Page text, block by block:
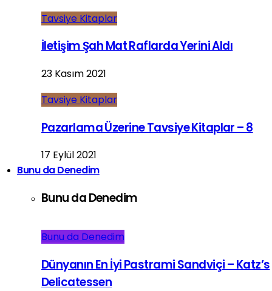
Tavsiye Kitaplar
İletişim Şah Mat Raflarda Yerini Aldı
23 Kasım 2021
Tavsiye Kitaplar
Pazarlama Üzerine Tavsiye Kitaplar – 8
17 Eylül 2021
Bunu da Denedim
Bunu da Denedim
Bunu da Denedim
Dünyanın En İyi Pastrami Sandviçi – Katz’s
Delicatessen